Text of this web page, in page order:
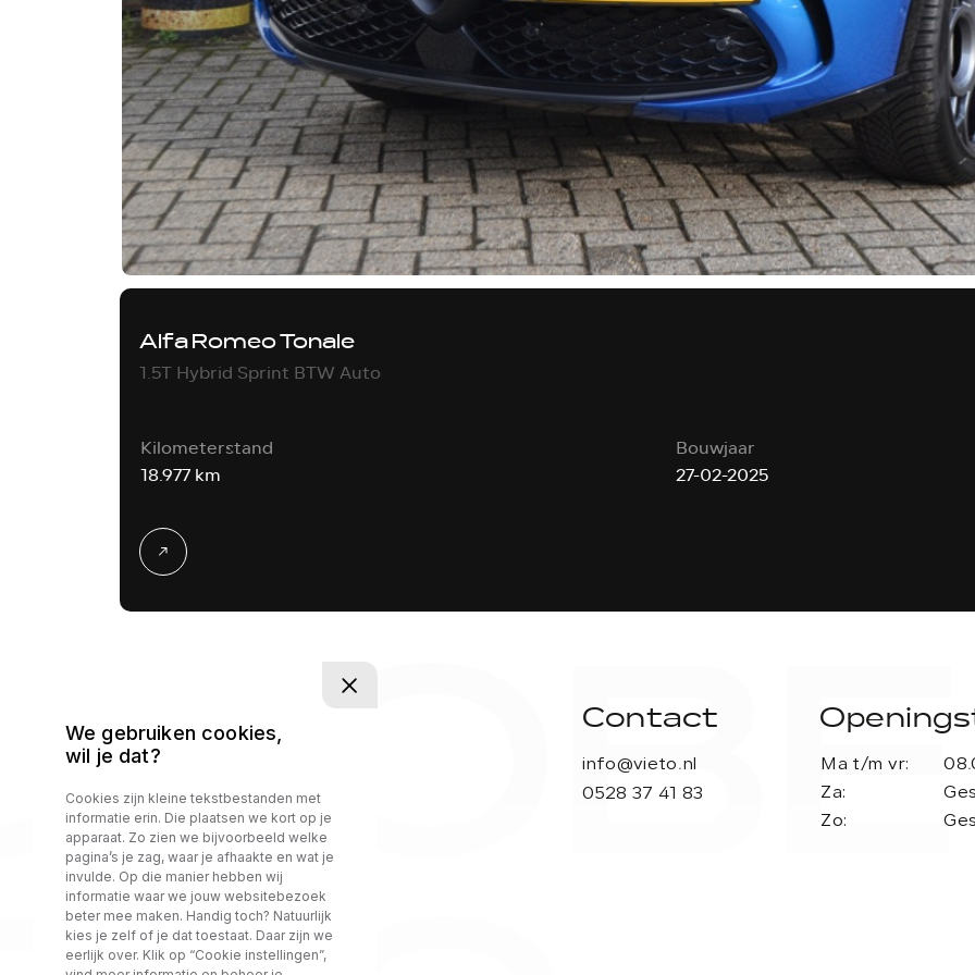
Alfa Romeo Tonale
1.5T Hybrid Sprint BTW Auto
Kilometerstand
18.977 km
Bouwjaar
27-02-2025
DIRECT CONTACT
Contact
info@vieto.nl
0528 37 41 83
Ma t/m vr:
Za:
Zo:
We gebruiken cookies,
wil je dat?
Cookies zijn kleine tekstbestanden met
informatie erin. Die plaatsen we kort op je
apparaat. Zo zien we bijvoorbeeld welke
pagina’s je zag, waar je afhaakte en wat je
invulde. Op die manier hebben wij
informatie waar we jouw websitebezoek
beter mee maken. Handig toch? Natuurlijk
kies je zelf of je dat toestaat. Daar zijn we
eerlijk over. Klik op “Cookie instellingen”,